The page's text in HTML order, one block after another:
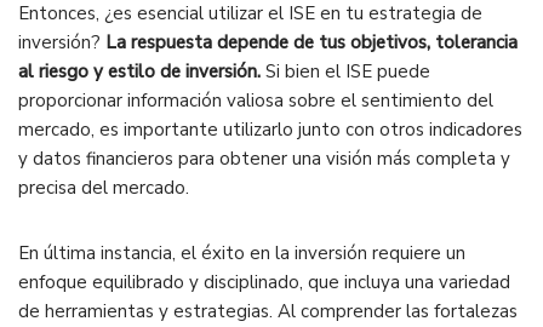
Entonces, ¿es esencial utilizar el ISE en tu estrategia de
inversión? La respuesta depende de tus objetivos, tolerancia
al riesgo y estilo de inversión. Si bien el ISE puede
proporcionar información valiosa sobre el sentimiento del
mercado, es importante utilizarlo junto con otros indicadores
y datos financieros para obtener una visión más completa y
precisa del mercado.
En última instancia, el éxito en la inversión requiere un
enfoque equilibrado y disciplinado, que incluya una variedad
de herramientas y estrategias. Al comprender las fortalezas